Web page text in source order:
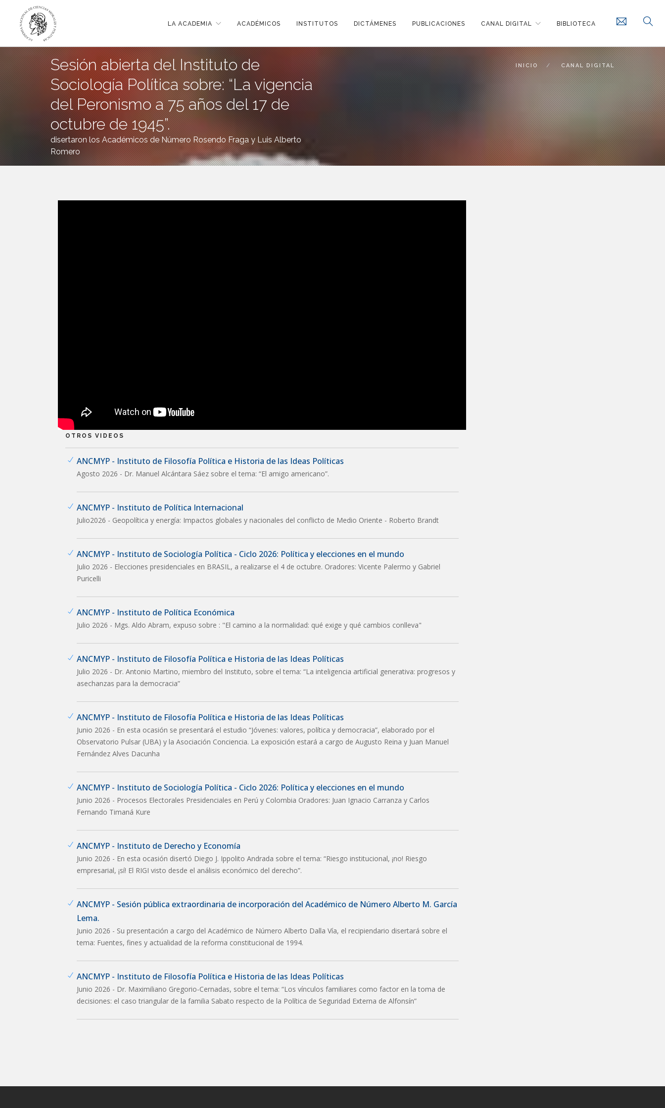
LA ACADEMIA ACADÉMICOS INSTITUTOS DICTÁMENES PUBLICACIONES CANAL DIGITAL BIBLIOTECA
Sesión abierta del Instituto de
Sociología Política sobre: “La vigencia
del Peronismo a 75 años del 17 de
octubre de 1945”.
disertaron los Académicos de Número Rosendo Fraga y Luis Alberto
Romero
INICIO CANAL DIGITAL
OTROS VIDEOS
ANCMYP - Instituto de Filosofía Política e Historia de las Ideas Políticas
Agosto 2026 - Dr. Manuel Alcántara Sáez sobre el tema: “El amigo americano”.
ANCMYP - Instituto de Política Internacional
Julio2026 - Geopolítica y energía: Impactos globales y nacionales del conflicto de Medio Oriente - Roberto Brandt
ANCMYP - Instituto de Sociología Política - Ciclo 2026: Política y elecciones en el mundo
Julio 2026 - Elecciones presidenciales en BRASIL, a realizarse el 4 de octubre. Oradores: Vicente Palermo y Gabriel
Puricelli
ANCMYP - Instituto de Política Económica
Julio 2026 - Mgs. Aldo Abram, expuso sobre : "El camino a la normalidad: qué exige y qué cambios conlleva"
ANCMYP - Instituto de Filosofía Política e Historia de las Ideas Políticas
Julio 2026 - Dr. Antonio Martino, miembro del Instituto, sobre el tema: “La inteligencia artificial generativa: progresos y
asechanzas para la democracia”
ANCMYP - Instituto de Filosofía Política e Historia de las Ideas Políticas
Junio 2026 - En esta ocasión se presentará el estudio “Jóvenes: valores, política y democracia”, elaborado por el
Observatorio Pulsar (UBA) y la Asociación Conciencia. La exposición estará a cargo de Augusto Reina y Juan Manuel
Fernández Alves Dacunha
ANCMYP - Instituto de Sociología Política - Ciclo 2026: Política y elecciones en el mundo
Junio 2026 - Procesos Electorales Presidenciales en Perú y Colombia Oradores: Juan Ignacio Carranza y Carlos
Fernando Timaná Kure
ANCMYP - Instituto de Derecho y Economía
Junio 2026 - En esta ocasión disertó Diego J. Ippolito Andrada sobre el tema: “Riesgo institucional, ¡no! Riesgo
empresarial, ¡sí! El RIGI visto desde el análisis económico del derecho”.
ANCMYP - Sesión pública extraordinaria de incorporación del Académico de Número Alberto M. García
Lema.
Junio 2026 - Su presentación a cargo del Académico de Número Alberto Dalla Vía, el recipiendario disertará sobre el
tema: Fuentes, fines y actualidad de la reforma constitucional de 1994.
ANCMYP - Instituto de Filosofía Política e Historia de las Ideas Políticas
Junio 2026 - Dr. Maximiliano Gregorio-Cernadas, sobre el tema: “Los vínculos familiares como factor en la toma de
decisiones: el caso triangular de la familia Sabato respecto de la Política de Seguridad Externa de Alfonsín”